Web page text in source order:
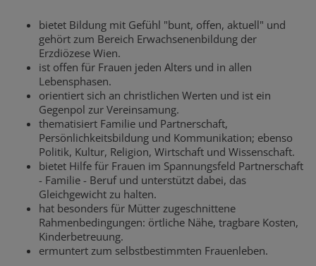
bietet Bildung mit Gefühl "bunt, offen, aktuell" und
gehört zum Bereich Erwachsenenbildung der
Erzdiözese Wien.
ist offen für Frauen jeden Alters und in allen
Lebensphasen.
orientiert sich an christlichen Werten und ist ein
Gegenpol zur Vereinsamung.
thematisiert Familie und Partnerschaft,
Persönlichkeitsbildung und Kommunikation; ebenso
Politik, Kultur, Religion, Wirtschaft und Wissenschaft.
bietet Hilfe für Frauen im Spannungsfeld Partnerschaft
- Familie - Beruf und unterstützt dabei, das
Gleichgewicht zu halten.
hat besonders für Mütter zugeschnittene
Rahmenbedingungen: örtliche Nähe, tragbare Kosten,
Kinderbetreuung.
ermuntert zum selbstbestimmten Frauenleben.